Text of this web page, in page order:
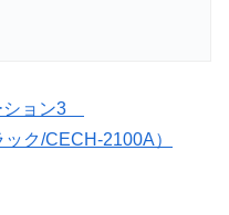
ション3
ク/CECH-2100A）